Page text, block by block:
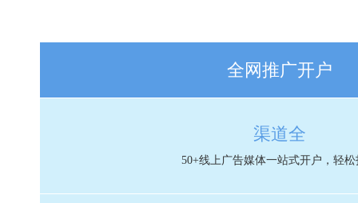
全网推广开户
渠道全
50+线上广告媒体一站式开户，轻松